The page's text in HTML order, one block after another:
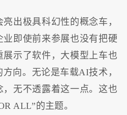
出极具科幻性的概念车，
即使前来参展也没有把硬
示了软件，大模型上车也
向。无论是车载AI技术，
无不透露着这一点。这也
ALL”的主题。